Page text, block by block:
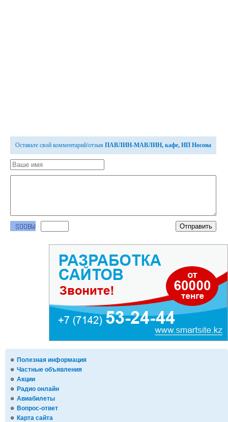
Полезная информация
Частные объявления
Акции
Радио онлайн
Авиабилеты
Вопрос-ответ
Карта сайта
Оставьте свой комментарий/отзыв ПАВЛИН-МАВЛИН, кафе, ИП Носова